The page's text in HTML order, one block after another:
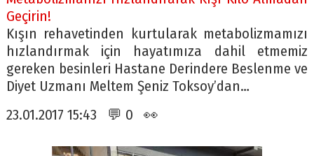
Geçirin!
Kışın rehavetinden kurtularak metabolizmamızı
hızlandırmak için hayatımıza dahil etmemiz
gereken besinleri Hastane Derindere Beslenme ve
Diyet Uzmanı Meltem Şeniz Toksoy’dan…
23.01.2017 15:43 💬 0 👀